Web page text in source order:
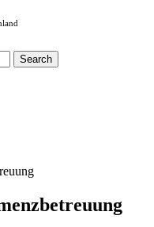
Search